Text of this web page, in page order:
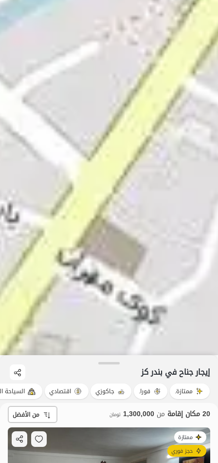
إيجار جناح في بندر کز
ممتازة. فورا. جاكوزي اقتصادي السياحة
20 مكان إقامة من 1,300,000 تومان من الأفضل
ممتازة
حجز فوري